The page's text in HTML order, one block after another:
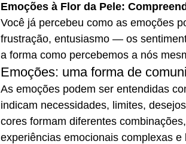
Emoções à Flor da Pele:
Você já percebeu como as emoções
frustração, entusiasmo — os
a forma como percebemos a nós
Emoções: uma forma de
As emoções podem ser entendidas
indicam necessidades, limites,
cores formam diferentes
experiências emocionais complexas e